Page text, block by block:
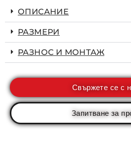
ОПИСАНИЕ
РАЗМЕРИ
РАЗНОС И МОНТАЖ
Свържете се с
Запитване за